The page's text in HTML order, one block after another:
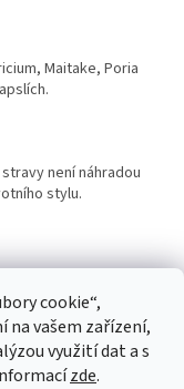
cookie“,
na vašem zařízení,
využití dat a s
zde.
Maitake, Poria
není náhradou
stylu.